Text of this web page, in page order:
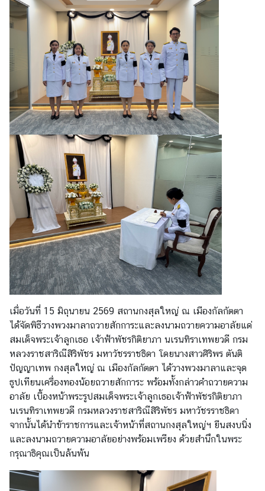
กิ
จ
ก
ม
ข้
อ
มู
ล
สำ
ห
รั
บ
ค
น
ไ
ท
ย
บ
ริ
ก
า
ร
ป
ร
ะ
ช
า
ช
เมื่อวันที่ 15 มิถุนายน 2569 สถานกงสุลใหญ่ ณ เมืองกัลกัตตา
ได้จัดพิธีวางพวงมาลาถวายสักการะและลงนามถวายความอาลัยแด่
สมเด็จพระเจ้าลูกเธอ เจ้าฟ้าพัชรกิติยาภา นเรนทิราเทพยวดี กรม
หลวงราชสาริณีสิริพัชร มหาวัชรราชธิดา โดยนางสาวศิริพร ตันติ
ปัญญาเทพ กงสุลใหญ่ ณ เมืองกัลกัตตา ได้วางพวงมาลาและจุด
ธูปเทียนเครื่องทองน้อยถวายสักการะ พร้อมทั้งกล่าวคำถวายความ
อาลัย เบื้องหน้าพระรูปสมเด็จพระเจ้าลูกเธอเจ้าฟ้าพัชรกิติยาภา
นเรนทิราเทพยวดี กรมหลวงราชสาริณีสิริพัชร มหาวัชรราชธิดา
จากนั้นได้นำข้าราชการและเจ้าหน้าที่สถานกงสุลใหญ่ฯ ยืนสงบนิ่ง
และลงนามถวายความอาลัยอย่างพร้อมเพรียง ด้วยสำนึกในพระ
กรุณาธิคุณเป็นล้นพ้น